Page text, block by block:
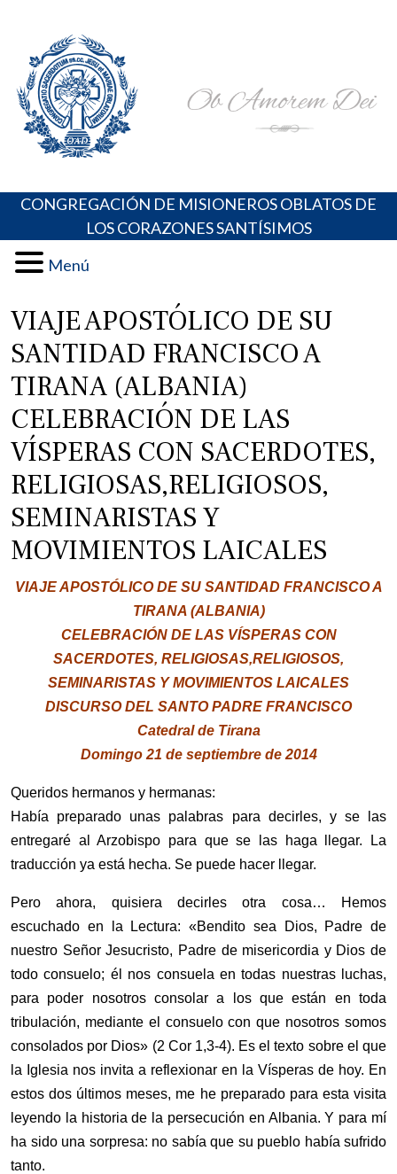
content
Portal de los Padres Oblatos. Advocaciones Marianas,
Oraciones, Música religiosa y más
CONGREGACIÓN DE MISIONEROS OBLATOS DE
LOS CORAZONES SANTÍSIMOS
Menú
VIAJE APOSTÓLICO DE SU
SANTIDAD FRANCISCO A
TIRANA (ALBANIA)
CELEBRACIÓN DE LAS
VÍSPERAS CON SACERDOTES,
RELIGIOSAS,RELIGIOSOS,
SEMINARISTAS Y
MOVIMIENTOS LAICALES
VIAJE APOSTÓLICO DE SU SANTIDAD FRANCISCO A
TIRANA (ALBANIA)
CELEBRACIÓN DE LAS VÍSPERAS CON
SACERDOTES, RELIGIOSAS,RELIGIOSOS,
SEMINARISTAS Y MOVIMIENTOS LAICALES
DISCURSO DEL SANTO PADRE FRANCISCO
Catedral de Tirana
Domingo 21 de septiembre de 2014
Queridos hermanos y hermanas:
Había preparado unas palabras para decirles, y se las
entregaré al Arzobispo para que se las haga llegar. La
traducción ya está hecha. Se puede hacer llegar.
Pero ahora, quisiera decirles otra cosa… Hemos
escuchado en la Lectura: «Bendito sea Dios, Padre de
nuestro Señor Jesucristo, Padre de misericordia y Dios de
todo consuelo; él nos consuela en todas nuestras luchas,
para poder nosotros consolar a los que están en toda
tribulación, mediante el consuelo con que nosotros somos
consolados por Dios» (2 Cor 1,3-4). Es el texto sobre el que
la Iglesia nos invita a reflexionar en la Vísperas de hoy. En
estos dos últimos meses, me he preparado para esta visita
leyendo la historia de la persecución en Albania. Y para mí
ha sido una sorpresa: no sabía que su pueblo había sufrido
tanto.